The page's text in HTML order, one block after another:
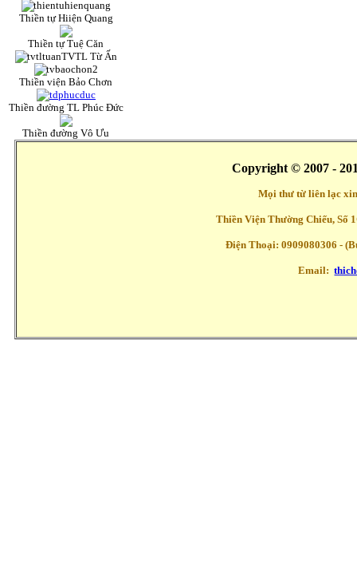
Thiền tự Hiiện Quang
Thiền tự Tuệ Căn
TVTL Từ Ấn
Thiền viện Bảo Chơn
Thiền đường TL Phúc Đức
Thiền đường Vô Ưu
Copyright © 2007 -
Mọi thư từ liên lạc
Thiền Viện Thường Chiếu, Số
Điện Thoại: 0909080306 -
Email: